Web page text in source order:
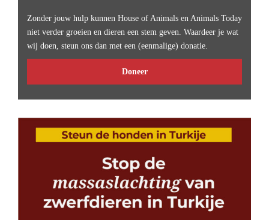
Zonder jouw hulp kunnen House of Animals en Animals Today
niet verder groeien en dieren een stem geven. Waardeer je wat
wij doen, steun ons dan met een (eenmalige) donatie.
Doneer